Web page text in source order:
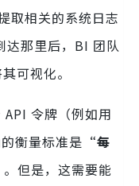
取相关的系统日志
那里后，BI 团队
可视化。
令牌（例如用
衡量标准是 “每
。但是，这需要能